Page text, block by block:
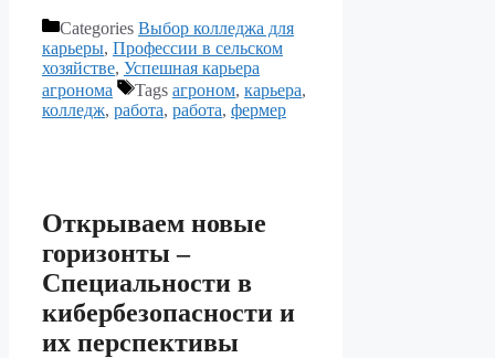
Categories Выбор колледжа для
карьеры, Профессии в сельском
хозяйстве, Успешная карьера
агронома
Tags агроном, карьера,
колледж, работа, работа, фермер
Открываем новые
горизонты –
Специальности в
кибербезопасности и
их перспективы